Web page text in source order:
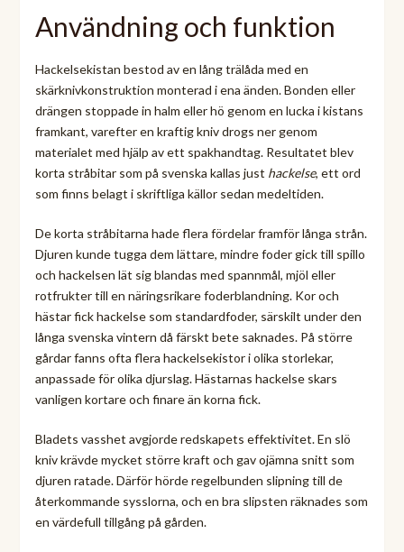
Användning och funktion
Hackelsekistan bestod av en lång trälåda med en
skärknivkonstruktion monterad i ena änden. Bonden eller
drängen stoppade in halm eller hö genom en lucka i kistans
framkant, varefter en kraftig kniv drogs ner genom
materialet med hjälp av ett spakhandtag. Resultatet blev
korta stråbitar som på svenska kallas just hackelse, ett ord
som finns belagt i skriftliga källor sedan medeltiden.
De korta stråbitarna hade flera fördelar framför långa strån.
Djuren kunde tugga dem lättare, mindre foder gick till spillo
och hackelsen lät sig blandas med spannmål, mjöl eller
rotfrukter till en näringsrikare foderblandning. Kor och
hästar fick hackelse som standardfoder, särskilt under den
långa svenska vintern då färskt bete saknades. På större
gårdar fanns ofta flera hackelsekistor i olika storlekar,
anpassade för olika djurslag. Hästarnas hackelse skars
vanligen kortare och finare än korna fick.
Bladets vasshet avgjorde redskapets effektivitet. En slö
kniv krävde mycket större kraft och gav ojämna snitt som
djuren ratade. Därför hörde regelbunden slipning till de
återkommande sysslorna, och en bra slipsten räknades som
en värdefull tillgång på gården.